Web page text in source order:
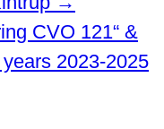
CVO 121“ &
2023-2025